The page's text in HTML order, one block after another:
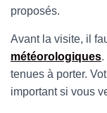
proposés.
Avant la visite, il
météorologiques.
tenues à porter.
important si vous